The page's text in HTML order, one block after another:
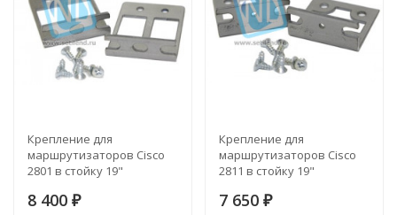
Крепление для
маршрутизаторов Cisco
2801 в стойку 19"
8 400 ₽
Крепление для
маршрутизаторов Cisco
2811 в стойку 19"
7 650 ₽